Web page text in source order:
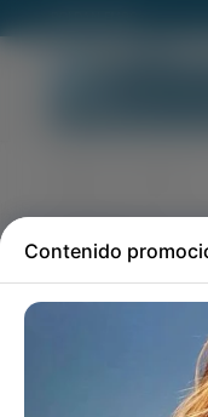
LA CIUDAD
Rosario:
mujer